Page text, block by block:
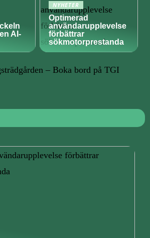
AI-
NYHETER
Optimerad
användarupplevelse
förbättrar
sökmotorprestanda
– Boka bord på TGI